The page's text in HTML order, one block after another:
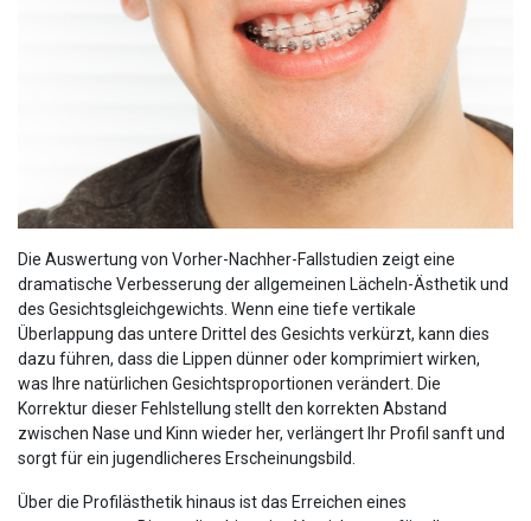
Die Auswertung von Vorher-Nachher-Fallstudien zeigt eine
dramatische Verbesserung der allgemeinen Lächeln-Ästhetik und
des Gesichtsgleichgewichts. Wenn eine tiefe vertikale
Überlappung das untere Drittel des Gesichts verkürzt, kann dies
dazu führen, dass die Lippen dünner oder komprimiert wirken,
was Ihre natürlichen Gesichtsproportionen verändert. Die
Korrektur dieser Fehlstellung stellt den korrekten Abstand
zwischen Nase und Kinn wieder her, verlängert Ihr Profil sanft und
sorgt für ein jugendlicheres Erscheinungsbild.
Über die Profilästhetik hinaus ist das Erreichen eines